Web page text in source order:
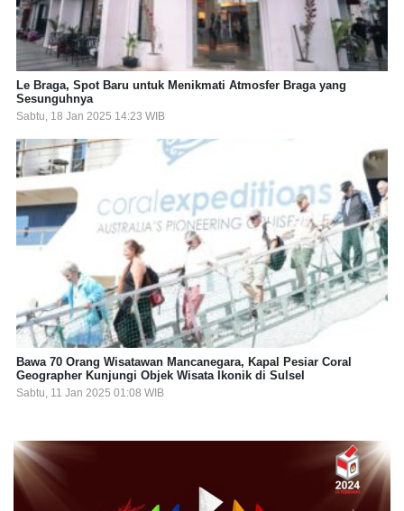
Le Braga, Spot Baru untuk Menikmati Atmosfer Braga yang
Sesunguhnya
Sabtu, 18 Jan 2025 14:23 WIB
Bawa 70 Orang Wisatawan Mancanegara, Kapal Pesiar Coral
Geographer Kunjungi Objek Wisata Ikonik di Sulsel
Sabtu, 11 Jan 2025 01:08 WIB